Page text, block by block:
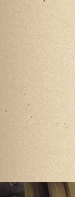
それとも……？